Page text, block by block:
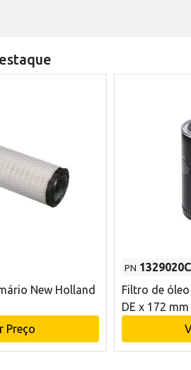
New Holland
Preço
PN
Filtro de
DE x 172